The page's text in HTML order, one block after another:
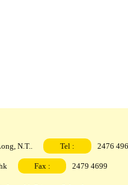
N.T.. Tel : 2476
Fax : 2479 4699